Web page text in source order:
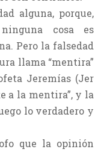
alguna, porque,
cosa es
Pero la falsedad
llama “mentira”
Jeremías (Jer
a la mentira”, y la
lo verdadero y
que la opinión